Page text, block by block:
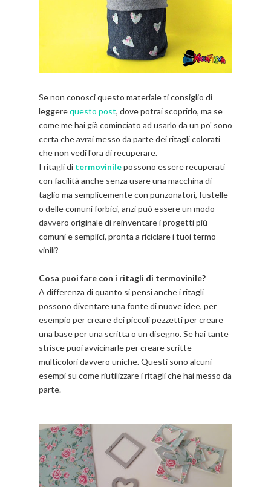
Se non conosci questo materiale ti consiglio di
leggerequesto post, dove potrai scoprirlo, ma se
come me hai già cominciato ad usarlo da un po' sono
certa che avrai messo da parte dei ritagli colorati
che non vedi l'ora di recuperare.
I ritagli di termovinilepossono essere recuperati
con facilità anche senza usare una macchina di
taglio ma semplicemente con punzonatori, fustelle
o delle comuni forbici, anzi può essere un modo
davvero originale di reinventare i progetti più
comuni e semplici, pronta a riciclare i tuoi termo
vinili?
Cosa puoi fare con i ritagli di termovinile?
A differenza di quanto si pensi anche i ritagli
possono diventare una fonte di nuove idee, per
esempio per creare dei piccoli pezzetti per creare
una base per una scritta o un disegno. Se hai tante
strisce puoi avvicinarle per creare scritte
multicolori davvero uniche. Questi sono alcuni
esempi su come riutilizzare i ritagli che hai messo da
parte.